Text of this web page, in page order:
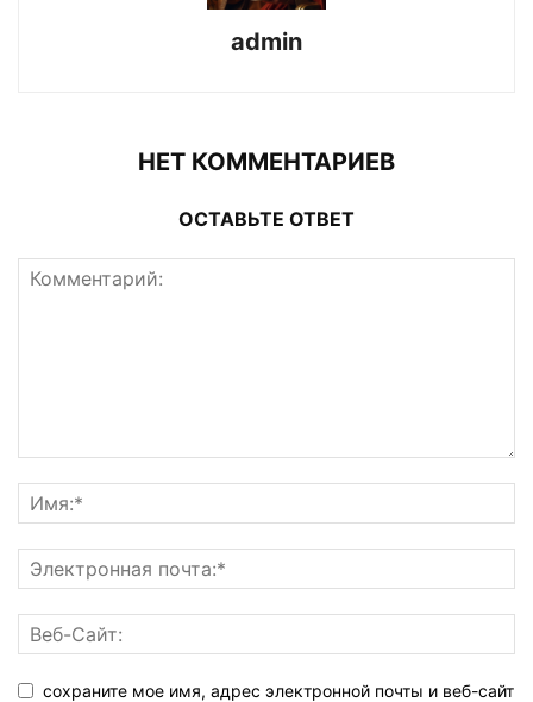
admin
НЕТ КОММЕНТАРИЕВ
ОСТАВЬТЕ ОТВЕТ
сохраните мое имя, адрес электронной почты и веб-сайт